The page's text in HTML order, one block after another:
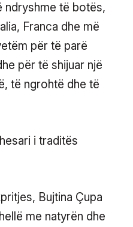
ndryshme të botës,
Franca dhe më
për të parë
për të shijuar një
të ngrohtë dhe të
Bujtina Çupa
me natyrën dhe